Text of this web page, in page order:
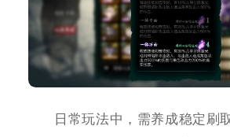
日常玩法中，需养成稳定刷